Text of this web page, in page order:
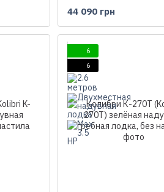
лодка + фанерный
44 090 грн
6
6